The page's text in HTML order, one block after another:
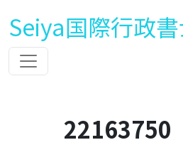
Seiya国際行政
22163750